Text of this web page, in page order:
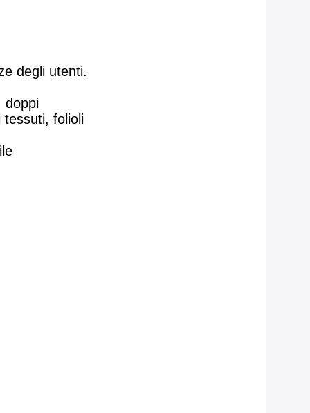
degli utenti.
doppi
tessuti, folioli